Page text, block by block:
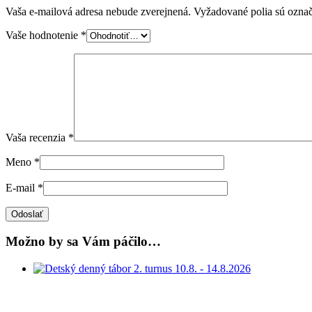
Vaša e-mailová adresa nebude zverejnená. Vyžadované polia sú
Vaše hodnotenie *
Vaša recenzia *
Meno *
E-mail *
Možno by sa Vám páčilo…